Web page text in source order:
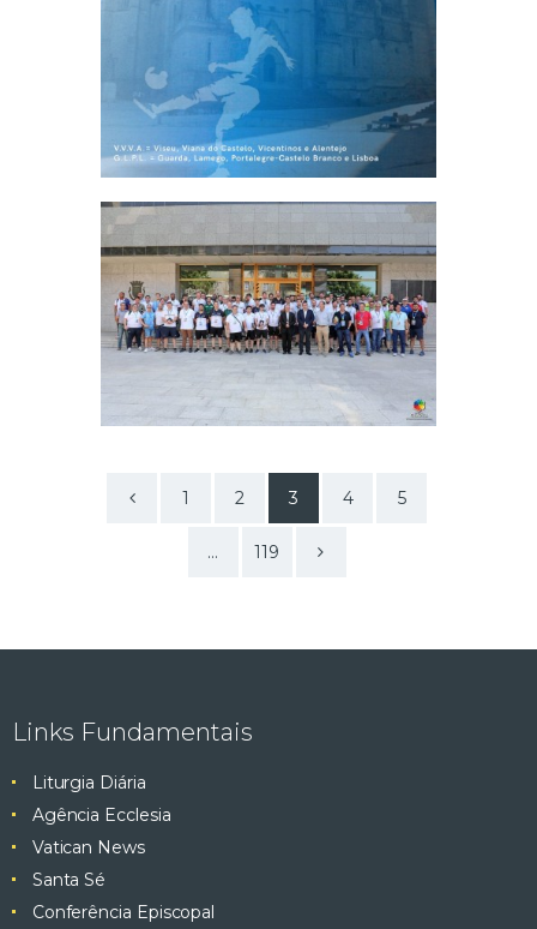
1 2 3 4 5
… 119
Links Fundamentais
Liturgia Diária
Agência Ecclesia
Vatican News
Santa Sé
Conferência Episcopal